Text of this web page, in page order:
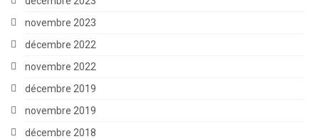
novembre 2023
décembre 2022
novembre 2022
décembre 2019
novembre 2019
décembre 2018